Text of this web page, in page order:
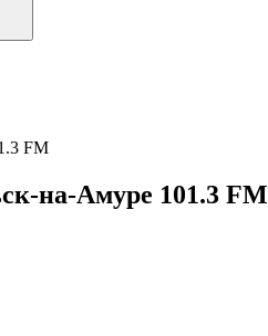
FM
на-Амуре 101.3 FM